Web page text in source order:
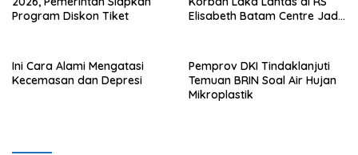
Program Diskon Tiket
Elisabeth Batam Centre Jadi
Ini Cara Alami Mengatasi
Kecemasan dan Depresi
Pemprov DKI Tindaklanjuti
Temuan BRIN Soal Air Hujan
Mikroplastik